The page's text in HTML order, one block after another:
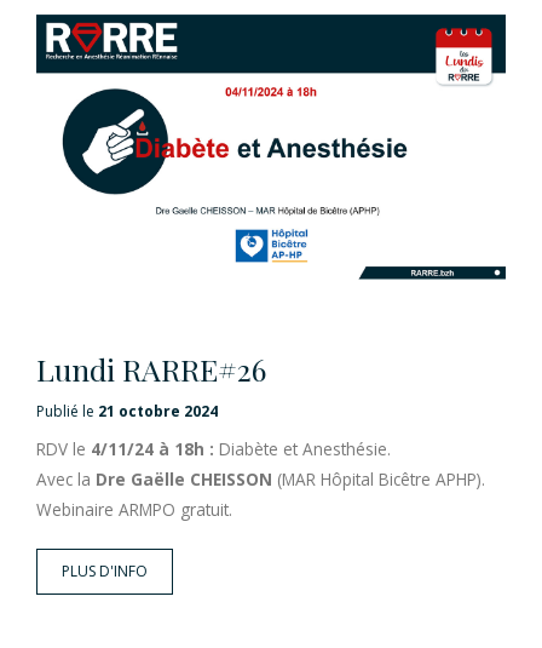
Lundi RARRE#26
Publié le 21 octobre 2024
RDV le 4/11/24 à 18h : Diabète et Anesthésie.
Avec la Dre Gaëlle CHEISSON (MAR Hôpital Bicêtre APHP).
Webinaire ARMPO gratuit.
PLUS D'INFO